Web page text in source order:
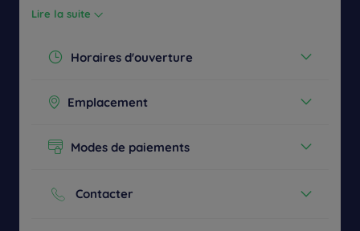
Lire la suite
Horaires d'ouverture
06:30 - 09:00
00:00 - 00:00
Voir tous les horaires
Emplacement
de l'établissement
Modes de paiements
Cartes bancaires
Contacter